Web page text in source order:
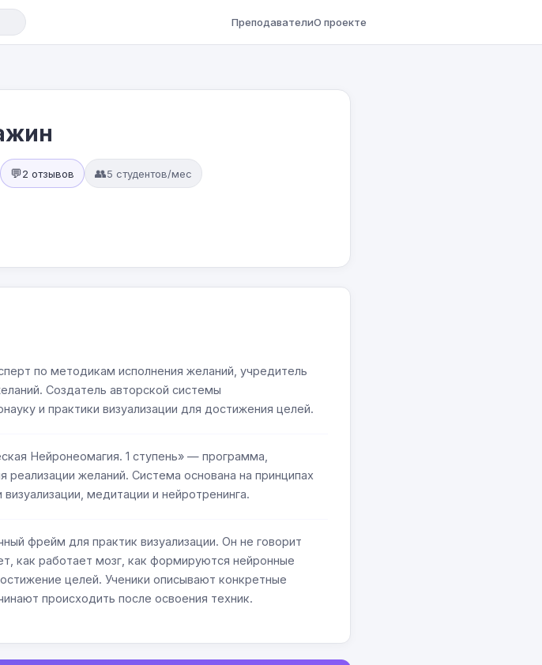
ПреподавателиО проекте
💬2 отзывов 👥5 студентов/мес
по методикам исполнения желаний, учредитель
Создатель авторской системы
и практики визуализации для достижения целей.
Нейронеомагия. 1 ступень» — программа,
желаний. Система основана на принципах
медитации и нейротренинга.
фрейм для практик визуализации. Он не говорит
как работает мозг, как формируются нейронные
целей. Ученики описывают конкретные
происходить после освоения техник.